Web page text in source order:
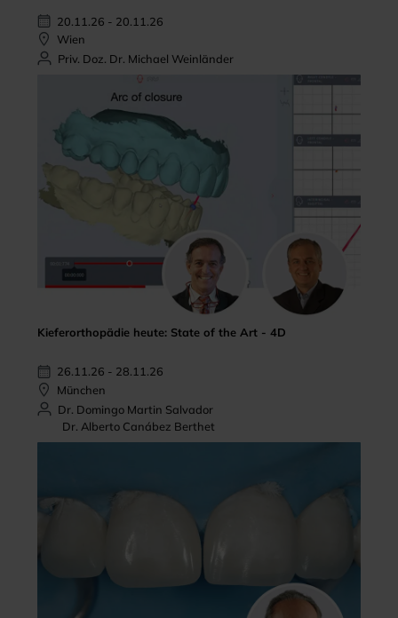
20.11.26 - 20.11.26
Wien
Priv. Doz. Dr. Michael Weinländer
Kieferorthopädie heute: State of the Art - 4D
26.11.26 - 28.11.26
München
Dr. Domingo Martin Salvador
Dr. Alberto Canábez Berthet